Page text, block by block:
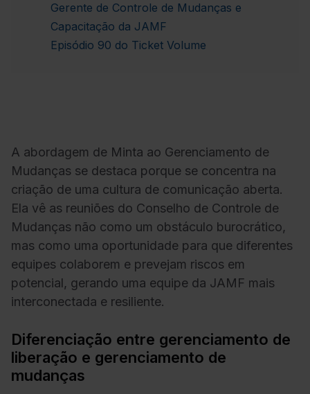
Gerente de Controle de Mudanças e
Capacitação da JAMF
Episódio 90 do Ticket Volume
A abordagem de Minta ao Gerenciamento de
Mudanças se destaca porque se concentra na
criação de uma cultura de comunicação aberta.
Ela vê as reuniões do Conselho de Controle de
Mudanças não como um obstáculo burocrático,
mas como uma oportunidade para que diferentes
equipes colaborem e prevejam riscos em
potencial, gerando uma equipe da JAMF mais
interconectada e resiliente.
Diferenciação entre gerenciamento de
liberação e gerenciamento de
mudanças